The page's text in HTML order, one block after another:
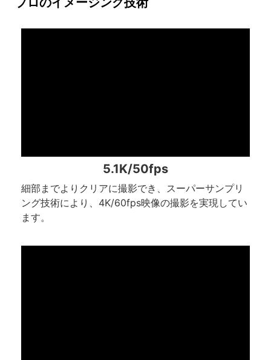
5.1K/50fps
細部までよりクリアに撮影でき、スーパーサンプリ
ング技術により、4K/60fps映像の撮影を実現してい
ます。